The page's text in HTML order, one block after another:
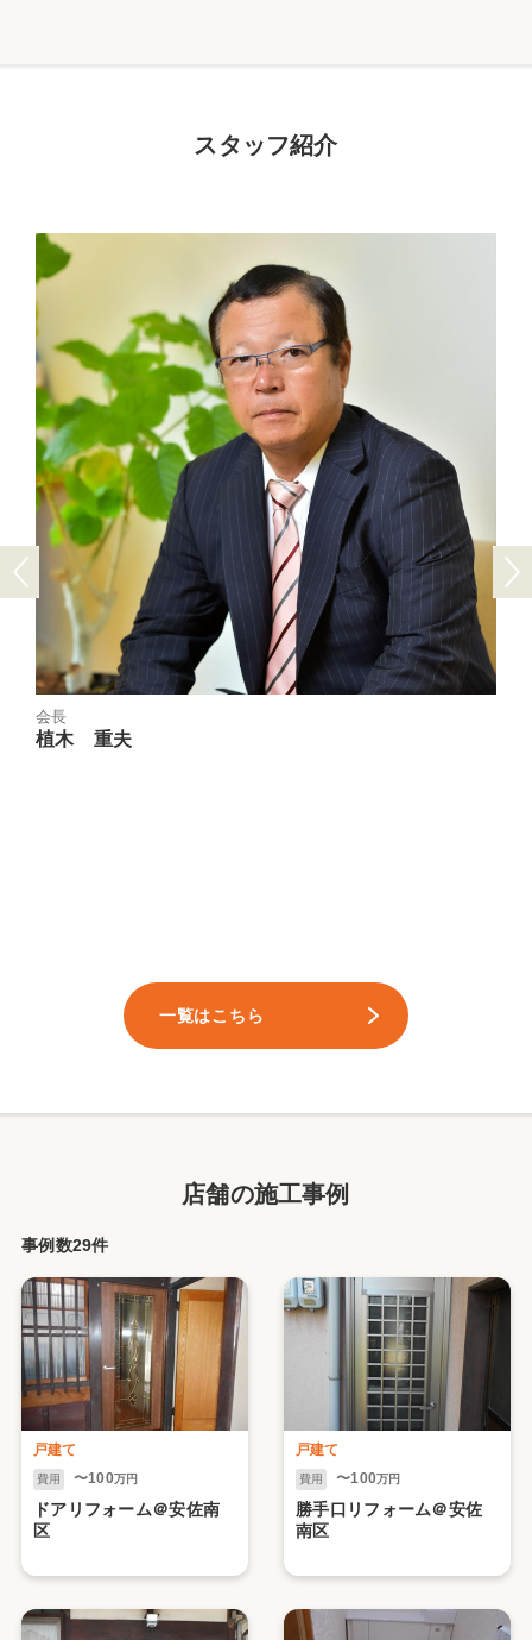
スタッフ紹介
Previous
会長
植木 重夫
Next
一覧はこちら
店舗の施工事例
事例数29件
戸建て
費用 〜100万円
ドアリフォーム＠安佐南
区
戸建て
費用 〜100万円
勝手口リフォーム＠安佐
南区